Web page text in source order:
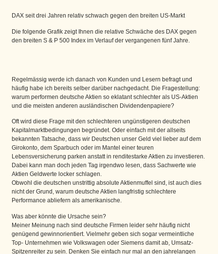
DAX seit drei Jahren relativ schwach gegen den breiten US-Markt
Die folgende Grafik zeigt Ihnen die relative Schwäche des DAX gegen
den breiten S & P 500 Index im Verlauf der vergangenen fünf Jahre.
Regelmässig werde ich danach von Kunden und Lesern befragt und
häufig habe ich bereits selber darüber nachgedacht. Die Fragestellung:
warum performen deutsche Aktien so eklatant schlechter als US-Aktien
und die meisten anderen ausländischen Dividendenpapiere?
Oft wird diese Frage mit den schlechteren ungünstigeren deutschen
Kapitalmarktbedingungen begründet. Oder einfach mit der allseits
bekannten Tatsache, dass wir Deutschen unser Geld viel lieber auf dem
Girokonto, dem Sparbuch oder im Mantel einer teuren
Lebensversicherung parken anstatt in renditestarke Aktien zu investieren.
Dabei kann man doch jeden Tag irgendwo lesen, dass Sachwerte wie
Aktien Geldwerte locker schlagen.
Obwohl die deutschen unstrittig absolute Aktienmuffel sind, ist auch dies
nicht der Grund, warum deutsche Aktien langfristig schlechtere
Performance abliefern als amerikanische.
Was aber könnte die Ursache sein?
Meiner Meinung nach sind deutsche Firmen leider sehr häufig nicht
genügend gewinnorientiert. Vielmehr geben sich sogar vermeintliche
Top- Unternehmen wie Volkswagen oder Siemens damit ab, Umsatz-
Spitzenreiter zu sein. Denken Sie einfach nur mal an den jahrelangen